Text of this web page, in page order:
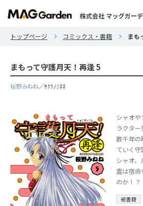
株式会社 マッグガー
トップページ コミックス・書籍 まも
まもって守護月天！再逢5
桜野みねね／ｻｸﾗﾉﾐﾈﾈ
シャオ
ラクター
数千年の
ていく守
シャオ、
霊は宿命
のか！？
紙書籍